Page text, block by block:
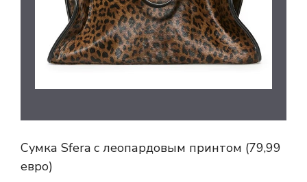
Сумка Sfera с леопардовым принтом (79,99
евро)